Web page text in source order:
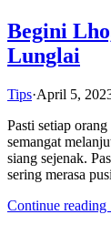
Begini
Lunglai
Tips·April 5,
Pasti setiap
semangat
siang sejenak.
sering merasa
Continue